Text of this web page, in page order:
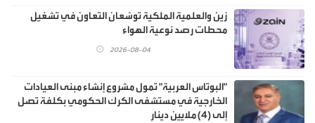
زين والعلمية الملكية توسّعان التعاون في تشغيل
محطات رصد نوعية الهواء
2026-08-04
"البوتاس العربية" تمول مشروع إنشاء مبنى العيادات
الخارجية في مستشفى الكرك الحكومي بكلفة تصل
إلى (4) ملايين دينار